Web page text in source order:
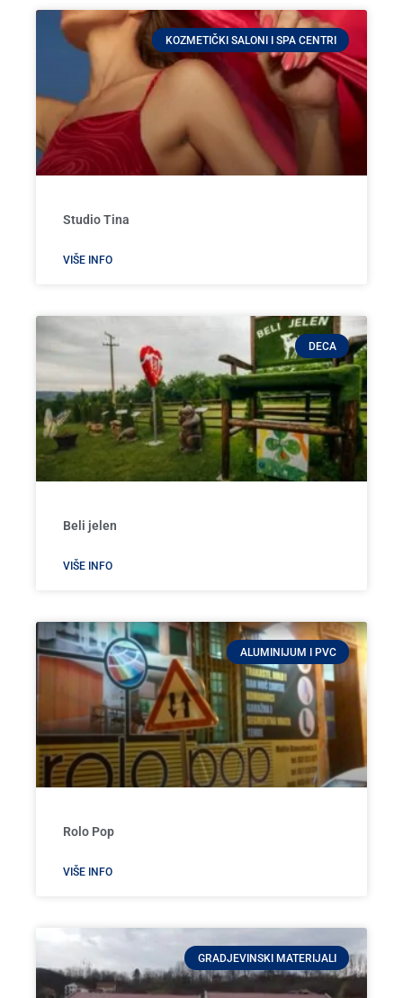
KOZMETIČKI SALONI I SPA CENTRI
Studio Tina
VIŠE INFO
DECA
Beli jelen
VIŠE INFO
ALUMINIJUM I PVC
Rolo Pop
VIŠE INFO
GRADJEVINSKI MATERIJALI